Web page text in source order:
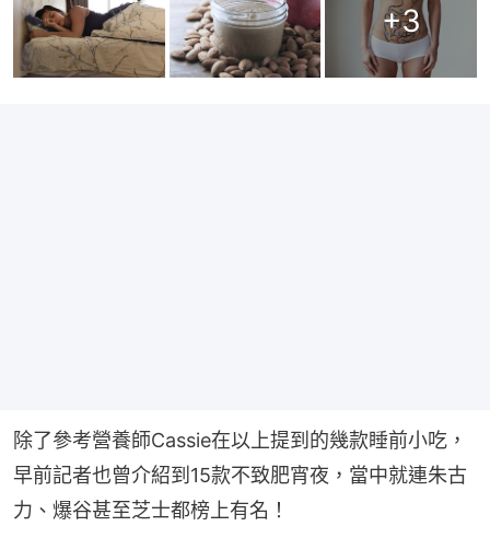
+3
除了參考營養師Cassie在以上提到的幾款睡前小吃，
早前記者也曾介紹到15款不致肥宵夜，當中就連朱古
力、爆谷甚至芝士都榜上有名！